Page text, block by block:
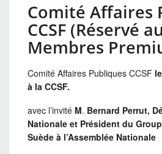
Comité Affaires
CCSF (Réservé
Membres
Comité Affaires Publiques CCSF
à la CCSF.
avec l’invité M. Bernard Perrut,
Nationale et Président du
Suède à l’Assemblée Nationale